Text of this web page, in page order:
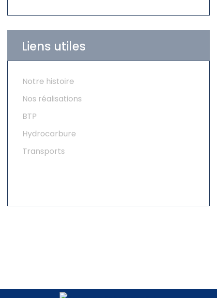
Liens utiles
Notre histoire
Nos réalisations
BTP
Hydrocarbure
Transports